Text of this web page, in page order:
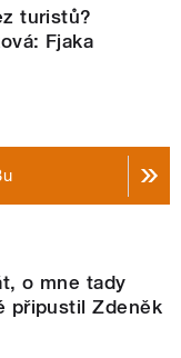
turistů?
Fjaka
o mne tady
připustil Zdeněk